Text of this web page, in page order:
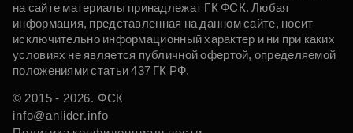
на сайте материалы принадлежат ГК ФСК. Любая
информация, представленная на данном сайте, носит
исключительно информационный характер и ни при каких
условиях не является публичной офертой, определяемой
положениями статьи 437 ГК РФ.
© 2015 - 2026. ФСК
info@anlider.info